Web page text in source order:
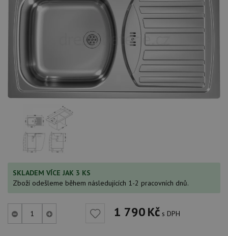
SKLADEM VÍCE JAK 3 KS
Zboží odešleme během následujících 1-2 pracovních dnů.
1 790Kč s DPH